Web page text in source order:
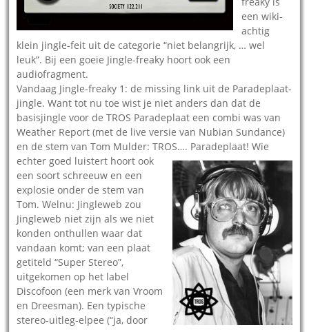
een wiki-
achtig
klein jingle-feit uit de categorie “niet belangrijk, … wel
leuk”. Bij een goeie Jingle-freaky hoort ook een
audiofragment.
Vandaag Jingle-freaky 1: de missing link uit de Paradeplaat-
jingle. Want tot nu toe wist je niet anders dan dat de
basisjingle voor de TROS Paradeplaat een combi was van
Weather Report (met de live versie van Nubian Sundance)
en de stem van Tom Mulder: TROS…. Paradeplaat!Wie
echter goed luistert hoort ook
een soort schreeuw en een
explosie onder de stem van
Tom. Welnu: Jingleweb zou
Jingleweb niet zijn als we niet
konden onthullen waar dat
vandaan komt; van een plaat
getiteld “Super Stereo”,
uitgekomen op het label
Discofoon (een merk van Vroom
en Dreesman). Een typische
stereo-uitleg-elpee (“ja, door